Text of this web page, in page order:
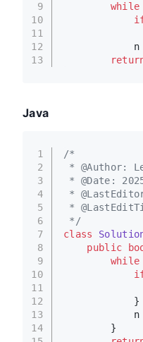
9
10
11
12
13
while
n
Java
1
2
3
4
5
6
7
8
9
10
11
12
13
14
/*
* @Author:
* @Date:
*
*
*/
class
public
while
            }
n
        }